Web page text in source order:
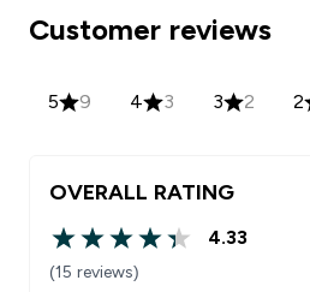
Customer reviews
5 9 4 3 3 2 2
OVERALL RATING
4.33 out of 5 stars
4.33
(15 reviews)